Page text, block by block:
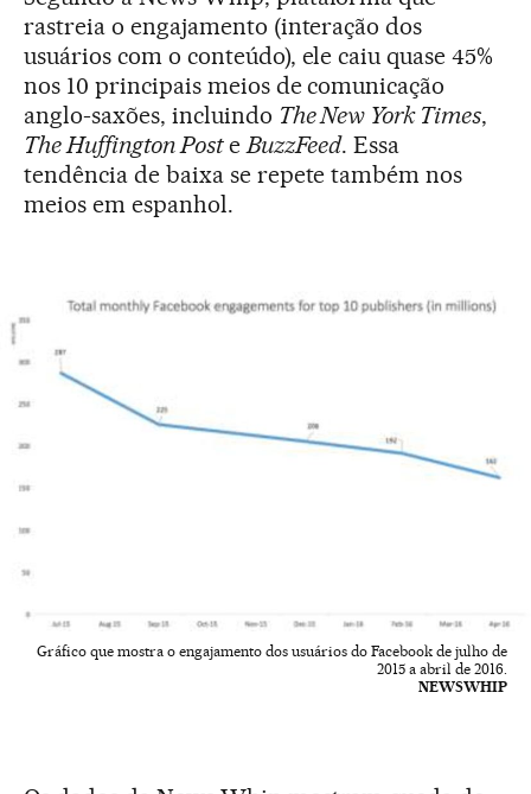
rastreia o engajamento (interação dos
usuários com o conteúdo), ele caiu quase 45%
nos 10 principais meios de comunicação
anglo-saxões, incluindo The New York Times,
The Huffington Poste BuzzFeed. Essa
tendência de baixa se repete também nos
meios em espanhol.
Gráfico que mostra o engajamento dos usuários do Facebook de julho de
2015 a abril de 2016.
NEWSWHIP